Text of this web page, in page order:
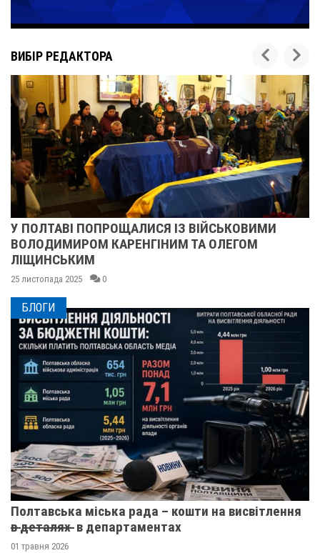
ВИБІР РЕДАКТОРА
У ПОЛТАВІ ПОПРОЩАЛИСЯ ІЗ ВІЙСЬКОВИМИ
ВОЛОДИМИРОМ КАРЕНГІНИМ ТА ОЛЕГОМ
ЛІЩИНСЬКИМ
25 листопада 2025 0
БЛОГИ
Полтавська міська рада – кошти на висвітлення
в̶ ̶д̶е̶т̶а̶л̶я̶х̶ ̶ в департаментах
01 травня 2026